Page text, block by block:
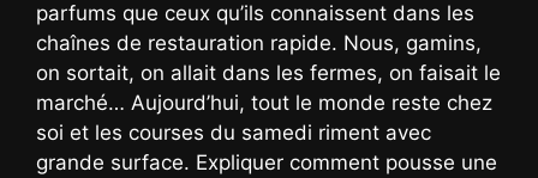
parfums que ceux qu’ils connaissent dans les
chaînes de restauration rapide. Nous, gamins,
on sortait, on allait dans les fermes, on faisait le
marché… Aujourd’hui, tout le monde reste chez
soi et les courses du samedi riment avec
grande surface. Expliquer comment pousse une